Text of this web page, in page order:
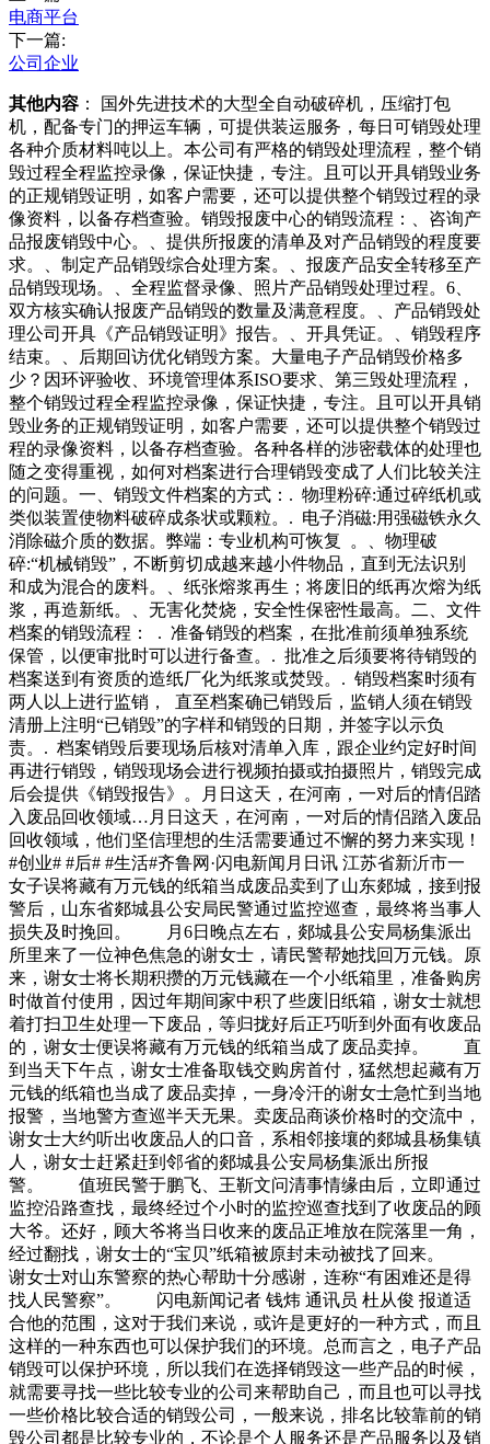
电商平台
下一篇:
公司企业
其他内容 ： 国外先进技术的大型全自动破碎机，压缩打包
机，配备专门的押运车辆，可提供装运服务，每日可销毁处理
各种介质材料吨以上。本公司有严格的销毁处理流程，整个销
毁过程全程监控录像，保证快捷，专注。且可以开具销毁业务
的正规销毁证明，如客户需要，还可以提供整个销毁过程的录
像资料，以备存档查验。销毁报废中心的销毁流程：、咨询产
品报废销毁中心。、提供所报废的清单及对产品销毁的程度要
求。、制定产品销毁综合处理方案。、报废产品安全转移至产
品销毁现场。、全程监督录像、照片产品销毁处理过程。6、
双方核实确认报废产品销毁的数量及满意程度。、产品销毁处
理公司开具《产品销毁证明》报告。、开具凭证。、销毁程序
结束。、后期回访优化销毁方案。大量电子产品销毁价格多
少？因环评验收、环境管理体系ISO要求、第三毁处理流程，
整个销毁过程全程监控录像，保证快捷，专注。且可以开具销
毁业务的正规销毁证明，如客户需要，还可以提供整个销毁过
程的录像资料，以备存档查验。各种各样的涉密载体的处理也
随之变得重视，如何对档案进行合理销毁变成了人们比较关注
的问题。一、销毁文件档案的方式：. 物理粉碎:通过碎纸机或
类似装置使物料破碎成条状或颗粒。. 电子消磁:用强磁铁永久
消除磁介质的数据。弊端：专业机构可恢复 。、物理破
碎:“机械销毁”，不断剪切成越来越小件物品，直到无法识别
和成为混合的废料。、纸张熔浆再生；将废旧的纸再次熔为纸
浆，再造新纸。、无害化焚烧，安全性保密性最高。二、文件
档案的销毁流程： . 准备销毁的档案，在批准前须单独系统
保管，以便审批时可以进行备查。. 批准之后须要将待销毁的
档案送到有资质的造纸厂化为纸浆或焚毁。. 销毁档案时须有
两人以上进行监销， 直至档案确已销毁后，监销人须在销毁
清册上注明“已销毁”的字样和销毁的日期，并签字以示负
责。. 档案销毁后要现场后核对清单入库，跟企业约定好时间
再进行销毁，销毁现场会进行视频拍摄或拍摄照片，销毁完成
后会提供《销毁报告》。月日这天，在河南，一对后的情侣踏
入废品回收领域…月日这天，在河南，一对后的情侣踏入废品
回收领域，他们坚信理想的生活需要通过不懈的努力来实现！
#创业# #后# #生活#齐鲁网·闪电新闻月日讯 江苏省新沂市一
女子误将藏有万元钱的纸箱当成废品卖到了山东郯城，接到报
警后，山东省郯城县公安局民警通过监控巡查，最终将当事人
损失及时挽回。 月6日晚点左右，郯城县公安局杨集派出
所里来了一位神色焦急的谢女士，请民警帮她找回万元钱。原
来，谢女士将长期积攒的万元钱藏在一个小纸箱里，准备购房
时做首付使用，因过年期间家中积了些废旧纸箱，谢女士就想
着打扫卫生处理一下废品，等归拢好后正巧听到外面有收废品
的，谢女士便误将藏有万元钱的纸箱当成了废品卖掉。 直
到当天下午点，谢女士准备取钱交购房首付，猛然想起藏有万
元钱的纸箱也当成了废品卖掉，一身冷汗的谢女士急忙到当地
报警，当地警方查巡半天无果。卖废品商谈价格时的交流中，
谢女士大约听出收废品人的口音，系相邻接壤的郯城县杨集镇
人，谢女士赶紧赶到邻省的郯城县公安局杨集派出所报
警。 值班民警于鹏飞、王靳文问清事情缘由后，立即通过
监控沿路查找，最终经过个小时的监控巡查找到了收废品的顾
大爷。还好，顾大爷将当日收来的废品正堆放在院落里一角，
经过翻找，谢女士的“宝贝”纸箱被原封未动被找了回来。
谢女士对山东警察的热心帮助十分感谢，连称“有困难还是得
找人民警察”。 闪电新闻记者 钱炜 通讯员 杜从俊 报道适
合他的范围，这对于我们来说，或许是更好的一种方式，而且
这样的一种东西也可以保护我们的环境。总而言之，电子产品
销毁可以保护环境，所以我们在选择销毁这一些产品的时候，
就需要寻找一些比较专业的公司来帮助自己，而且也可以寻找
一些价格比较合适的销毁公司，一般来说，排名比较靠前的销
毁公司都是比较专业的，不论是个人服务还是产品服务以及销